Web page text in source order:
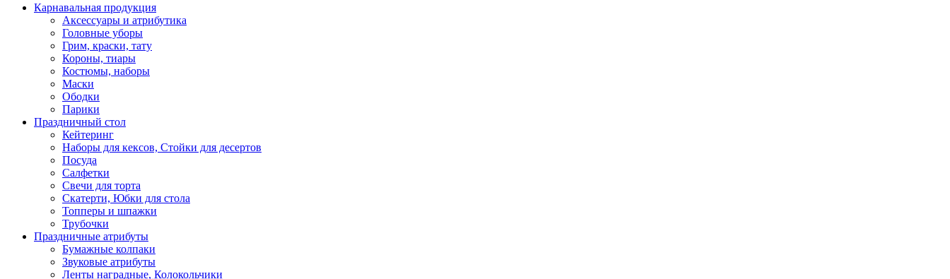
Карнавальная продукция
Аксессуары и атрибутика
Головные уборы
Грим, краски, тату
Короны, тиары
Костюмы, наборы
Маски
Ободки
Парики
Праздничный стол
Кейтеринг
Наборы для кексов, Стойки для десертов
Посуда
Салфетки
Свечи для торта
Скатерти, Юбки для стола
Топперы и шпажки
Трубочки
Праздничные атрибуты
Бумажные колпаки
Звуковые атрибуты
Ленты наградные, Колокольчики